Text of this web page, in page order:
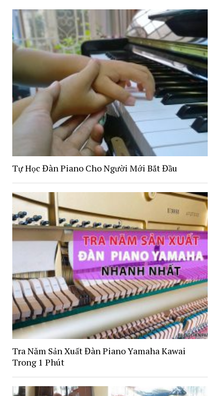
Tự Học Đàn Piano Cho Người Mới Bắt Đầu
Tra Năm Sản Xuất Đàn Piano Yamaha Kawai
Trong 1 Phút